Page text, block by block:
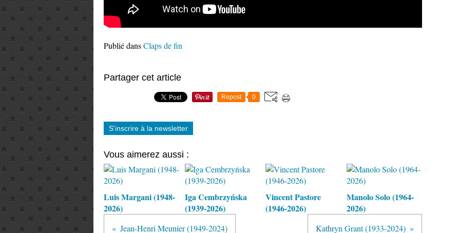
Publié dansClaps de fin
Partager cet article
Repost 0
S'inscrire à la newsletter
Vous aimerez aussi :
Luis Margani (1948-
2026)
Iga Cembrzyńska
(1939-2026)
Vincent Pastore
(1946-2026)
Manolo Solo (1964-
2026)
Jean-Henri Meunier (1949-2024) Kathryn Grant (1933-2024)